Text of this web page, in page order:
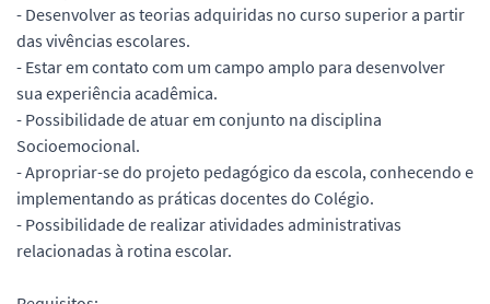
- Desenvolver as teorias adquiridas no curso superior a partir
das vivências escolares.
- Estar em contato com um campo amplo para desenvolver
sua experiência acadêmica.
- Possibilidade de atuar em conjunto na disciplina
Socioemocional.
- Apropriar-se do projeto pedagógico da escola, conhecendo e
implementando as práticas docentes do Colégio.
- Possibilidade de realizar atividades administrativas
relacionadas à rotina escolar.